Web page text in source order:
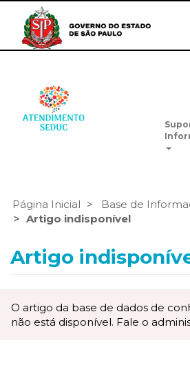
Página Inicial
Base de
Artigo indisponível
Artigo
O artigo da base de dados de
não está disponível. Fale o